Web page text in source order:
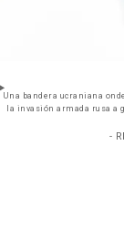
Una bandera ucraniana
la invasión armada rusa a
-